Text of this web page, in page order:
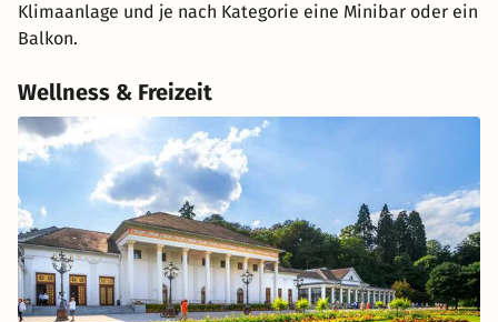
Klimaanlage und je nach Kategorie eine Minibar oder ein
Balkon.
Wellness & Freizeit